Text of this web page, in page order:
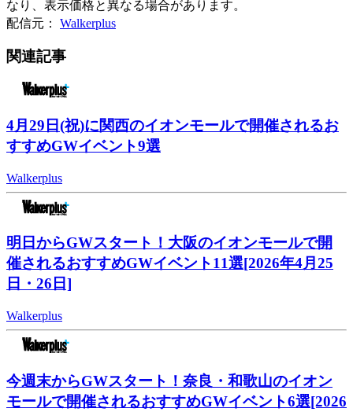
なり、表示価格と異なる場合があります。
配信元： Walkerplus
関連記事
4月29日(祝)に関西のイオンモールで開催されるお
すすめGWイベント9選
Walkerplus
明日からGWスタート！大阪のイオンモールで開
催されるおすすめGWイベント11選[2026年4月25
日・26日]
Walkerplus
今週末からGWスタート！奈良・和歌山のイオン
モールで開催されるおすすめGWイベント6選[2026